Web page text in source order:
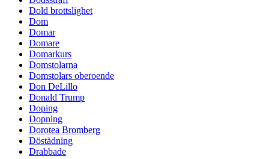
Dold brottslighet
Dom
Domar
Domare
Domarkurs
Domstolarna
Domstolars oberoende
Don DeLillo
Donald Trump
Doping
Dopning
Dorotea Bromberg
Döstädning
Drabbade